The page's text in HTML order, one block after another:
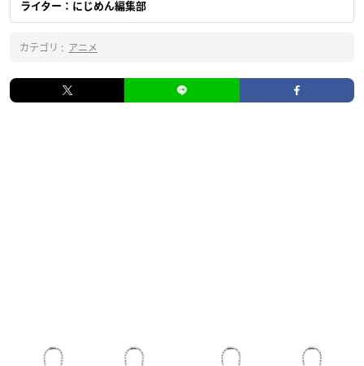
ライター：にじめん編集部
カテゴリ : アニメ